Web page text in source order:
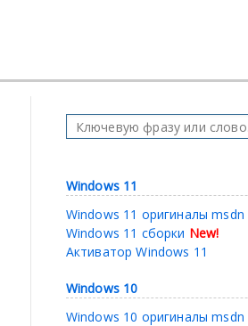
Windows 11
Windows 11 оригиналы msdn
Windows 11 сборки New!
Активатор Windows 11
Windows 10
Windows 10 оригиналы msdn